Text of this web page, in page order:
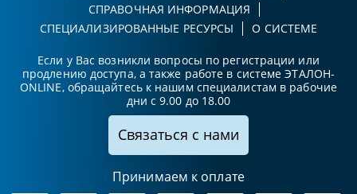
СПРАВОЧНАЯ ИНФОРМАЦИЯ
СПЕЦИАЛИЗИРОВАННЫЕ РЕСУРСЫ
О СИСТЕМЕ
Если у Вас возникли вопросы по регистрации или
продлению доступа, а также работе в системе ЭТАЛОН-
ONLINE, обращайтесь к нашим специалистам в рабочие
дни с 9.00 до 18.00
Связаться с нами
Принимаем к оплате